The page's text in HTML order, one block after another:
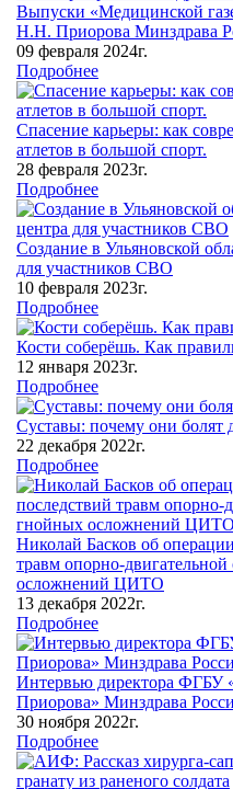
Выпуски «Медицинской
Н.Н. Приорова Минздрава
09 февраля 2024г.
Подробнее
Спасение карьеры: как
атлетов в большой спорт.
28 февраля 2023г.
Подробнее
Создание в Ульяновской
для участников СВО
10 февраля 2023г.
Подробнее
Кости соберёшь. Как
12 января 2023г.
Подробнее
Суставы: почему они болят
22 декабря 2022г.
Подробнее
Николай Басков об
травм опорно-
осложнений ЦИТО
13 декабря 2022г.
Подробнее
Интервью директора
Приорова» Минздрава
30 ноября 2022г.
Подробнее